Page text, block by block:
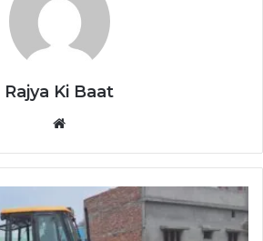
Rajya Ki Baat